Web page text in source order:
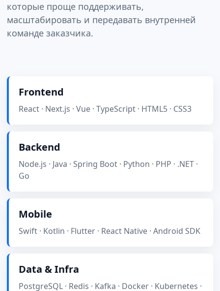
которые проще поддерживать,
масштабировать и передавать внутренней
команде заказчика.
Frontend
React · Next.js · Vue · TypeScript · HTML5 · CSS3
Backend
Node.js · Java · Spring Boot · Python · PHP · .NET ·
Go
Mobile
Swift · Kotlin · Flutter · React Native · Android SDK
Data & Infra
PostgreSQL · Redis · Kafka · Docker · Kubernetes ·